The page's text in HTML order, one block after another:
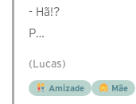
- Hã!?
P…
(Lucas)
Amizade Mãe